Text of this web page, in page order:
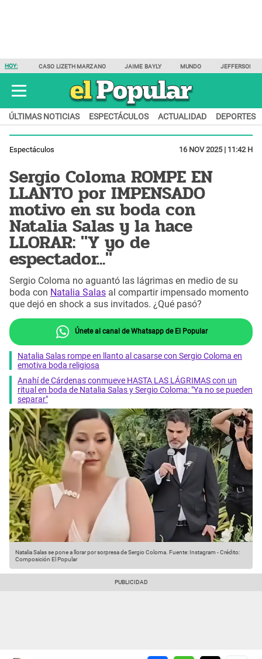
HOY: CASO LIZETH MARZANO JAIME BAYLY MUNDO JEFFERSON
ÚLTIMAS NOTICIAS ESPECTÁCULOS ACTUALIDAD DEPORTES
Espectáculos 16 NOV 2025 | 11:42 H
Sergio Coloma ROMPE EN
LLANTO por IMPENSADO
motivo en su boda con
Natalia Salas y la hace
LLORAR: "Y yo de
espectador..."
Sergio Coloma no aguantó las lágrimas en medio de su
boda con Natalia Salas al compartir impensado momento
que dejó en shock a sus invitados. ¿Qué pasó?
Únete al canal de Whatsapp de El Popular
Natalia Salas rompe en llanto al casarse con Sergio Coloma en
emotiva boda religiosa
Anahí de Cárdenas conmueve HASTA LAS LÁGRIMAS con un
ritual en boda de Natalia Salas y Sergio Coloma: "Ya no se pueden
separar"
Natalia Salas se pone a llorar por sorpresa de Sergio Coloma. Fuente: Instagram -Crédito:
Composición El Popular